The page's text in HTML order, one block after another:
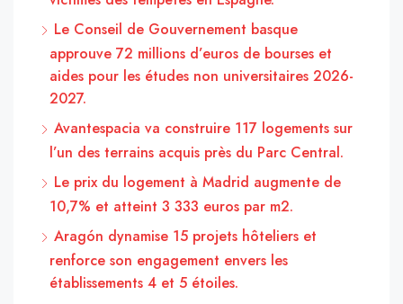
Le Conseil de Gouvernement basque
approuve 72 millions d’euros de bourses et
aides pour les études non universitaires 2026-
2027.
Avantespacia va construire 117 logements sur
l’un des terrains acquis près du Parc Central.
Le prix du logement à Madrid augmente de
10,7% et atteint 3 333 euros par m2.
Aragón dynamise 15 projets hôteliers et
renforce son engagement envers les
établissements 4 et 5 étoiles.